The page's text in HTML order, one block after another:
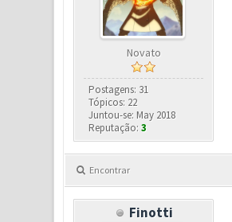
Novato
Postagens: 31
Tópicos: 22
Juntou-se: May 2018
Reputação:3
Encontrar
Finotti